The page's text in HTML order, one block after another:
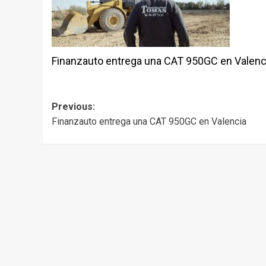
Finanzauto entrega una CAT 950GC en
Post
navigation
Previous:
Finanzauto entrega una CAT 950GC en Valencia